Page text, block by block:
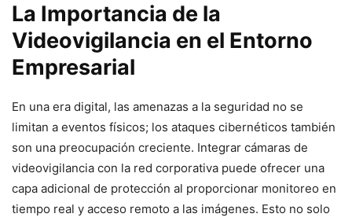
La Importancia de la
Videovigilancia en el Entorno
Empresarial
En una era digital, las amenazas a la seguridad no se
limitan a eventos físicos; los ataques cibernéticos también
son una preocupación creciente. Integrar cámaras de
videovigilancia con la red corporativa puede ofrecer una
capa adicional de protección al proporcionar monitoreo en
tiempo real y acceso remoto a las imágenes. Esto no solo